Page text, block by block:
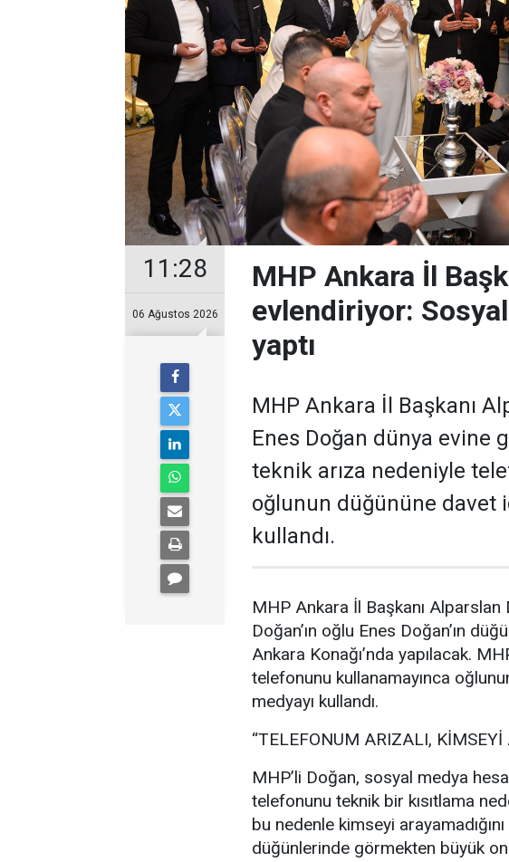
11:28
06 Ağustos 2026
MHP Ankara İl
evlendiriyor:
yaptı
MHP Ankara İl Başkanı
Enes Doğan dünya evine
teknik arıza nedeniyle
oğlunun düğününe davet
kullandı.
MHP Ankara İl Başkanı
Doğan’ın oğlu Enes Doğan’ın
Ankara Konağı’nda yapılacak.
telefonunu kullanamayınca
medyayı kullandı.
“TELEFONUM ARIZALI,
MHP’li Doğan, sosyal medya
telefonunu teknik bir kısıtlama
bu nedenle kimseyi
düğünlerinde görmekten büyük